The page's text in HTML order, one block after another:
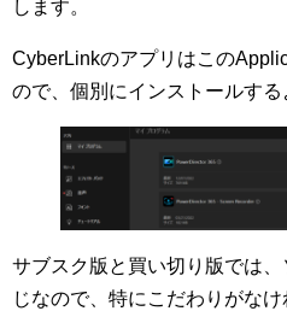
します。
CyberLinkのアプリはこの
ので、個別にインストールする
サブスク版と買い切り版では
じなので、特にこだわりがな